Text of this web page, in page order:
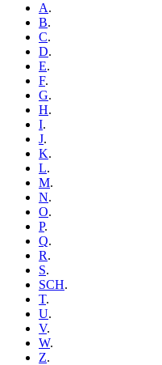
A.
B.
C.
D.
E.
F.
G.
H.
I.
J.
K.
L.
M.
N.
O.
P.
Q.
R.
S.
SCH.
T.
U.
V.
W.
Z.